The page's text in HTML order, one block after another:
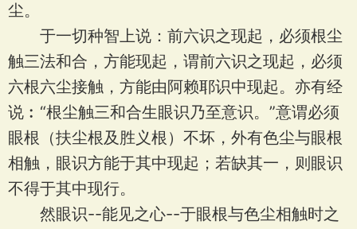
尘。
于一切种智上说：前六识之现起，必须根尘
触三法和合，方能现起，谓前六识之现起，必须
六根六尘接触，方能由阿赖耶识中现起。亦有经
说︰“根尘触三和合生眼识乃至意识。”意谓必须
眼根（扶尘根及胜义根）不坏，外有色尘与眼根
相触，眼识方能于其中现起；若缺其一，则眼识
不得于其中现行。
然眼识--能见之心--于眼根与色尘相触时之